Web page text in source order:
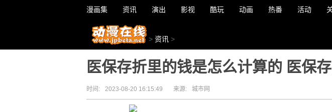
漫画集 资讯 演出 影视 酷玩 动画 热番 活动
> 资讯 >
医保存折里的钱是怎么计算的 医保
时间: 2023-08-20 16:15:49 来源: 城市网